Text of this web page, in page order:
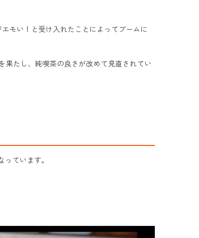
モい！と受け入れたことによってブームに
果たし、純喫茶の良さが改めて見直されてい
ています。